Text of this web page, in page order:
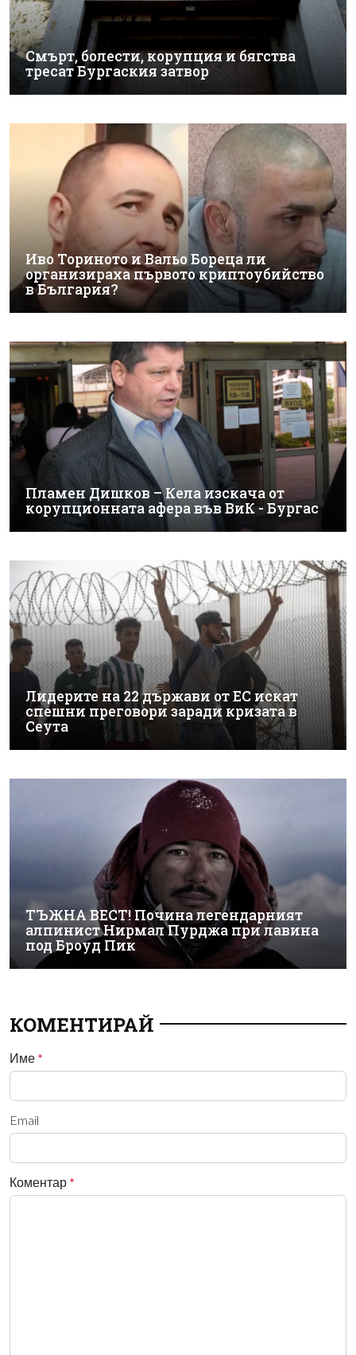
Смърт, болести, корупция и бягства
тресат Бургаския затвор
Иво Ториното и Вальо Бореца ли
организираха първото криптоубийство
в България?
Пламен Дишков – Кела изскача от
корупционната афера във ВиК - Бургас
Лидерите на 22 държави от ЕС искат
спешни преговори заради кризата в
Сеута
ТЪЖНА ВЕСТ! Почина легендарният
алпинист Нирмал Пурджа при лавина
под Броуд Пик
КОМЕНТИРАЙ
Име *
Email
Коментар *